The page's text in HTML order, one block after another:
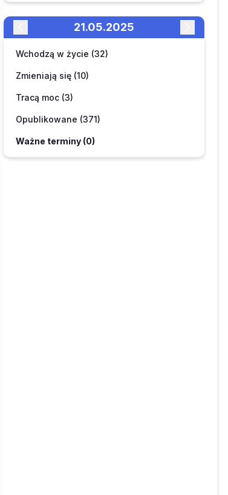
21.05.2025
Wchodzą w życie (32)
Zmieniają się (10)
Tracą moc (3)
Opublikowane (371)
Ważne terminy (0)